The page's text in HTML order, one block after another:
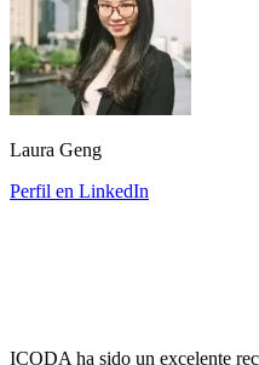
Laura Geng
Perfil en LinkedIn
ICODA ha sido un excelente